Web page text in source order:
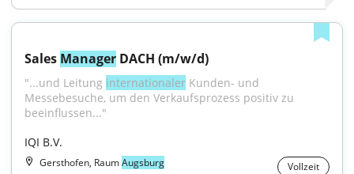
Sales Manager DACH (m/w/d)
"...und Leitung internationaler Kunden- und
Messebesuche, um den Verkaufsprozess positiv zu
beeinflussen..."
IQI B.V.
Gersthofen, RaumAugsburg Vollzeit